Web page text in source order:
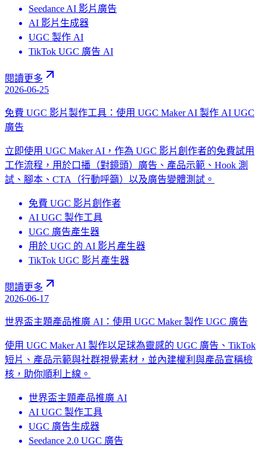
Seedance AI 影片廣告
AI 影片生成器
UGC 製作 AI
TikTok UGC 廣告 AI
閱讀更多
2026-06-25
免費 UGC 影片製作工具：使用 UGC Maker AI 製作 AI UGC
廣告
立即使用 UGC Maker AI，作為 UGC 影片創作者的免費試用
工作流程，用於口播（對鏡頭）廣告、產品示範、Hook 測
試、腳本、CTA（行動呼籲）以及廣告變體測試。
免費 UGC 影片創作者
AI UGC 製作工具
UGC 廣告產生器
用於 UGC 的 AI 影片產生器
TikTok UGC 影片產生器
閱讀更多
2026-06-17
世界盃主題產品推廣 AI：使用 UGC Maker 製作 UGC 廣告
使用 UGC Maker AI 製作以足球為靈感的 UGC 廣告、TikTok
短片、產品示範與社群視覺素材，並內建權利與產品宣稱檢
核，助你順利上線。
世界盃主題產品推廣 AI
AI UGC 製作工具
UGC 廣告生成器
Seedance 2.0 UGC 廣告